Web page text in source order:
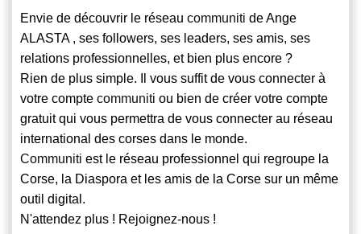
Envie de découvrir le réseau communiti de Ange
ALASTA , ses followers, ses leaders, ses amis, ses
relations professionnelles, et bien plus encore ?
Rien de plus simple. Il vous suffit de vous connecter à
votre compte communiti ou bien de créer votre compte
gratuit qui vous permettra de vous connecter au réseau
international des corses dans le monde.
Communiti est le réseau professionnel qui regroupe la
Corse, la Diaspora et les amis de la Corse sur un même
outil digital.
N'attendez plus ! Rejoignez-nous !